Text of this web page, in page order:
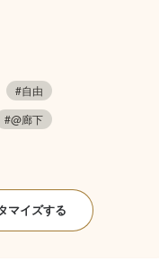
#自由
#@廊下
マイズする